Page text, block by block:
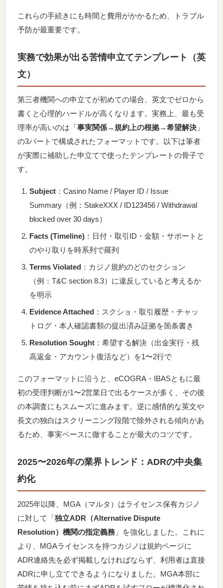
これらの手続きにも時間と費用がかかるため、トラブル
予防が最重要です。
実務で効果が出る苦情申立てテンプレート（英
文）
第三者機関への申立てが初めての場合、英文でゼロから
書くと心理的ハードルが高くなります。実務上、最も受
理率が高いのは「事実関係→規約上の根拠→希望解決 」
の3パートで構成されたフォーマットです。以下は筆者
が実際に補助した申立てで使ったテンプレートの骨子で
す。
Subject ：Casino Name / Player ID / Issue
Summary（例：StakeXXX / ID123456 / Withdrawal
blocked over 30 days）
Facts (Timeline) ：日付・取引ID・金額・サポートと
のやり取りを時系列で羅列
Terms Violated ：カジノ規約のどのセクション
（例：T&C section 8.3）に違反していると考えるか
を明示
Evidence Attached ：スクショ・取引履歴・チャッ
トログ・本人確認書類の提出済み証拠を箇条書き
Resolution Sought ：希望する解決（出金実行・残
高返金・アカウント復活など）を1〜2行で
このフォーマットに沿うと、eCOGRA・IBASともに最
初の受理判断が1〜2営業日で出るケースが多く、その後
の本調査にもスムーズに進みます。逆に感情的な英文や
長文の独白はスクリーニング段階で除外される傾向があ
るため、事実ベースに徹することが最大のコツです。
2025〜2026年の業界トレンド：ADRの中央集
約化
2025年以降、MGA（マルタ）はライセンス保有カジノ
に対して「独立ADR（Alternative Dispute
Resolution）機関の指定義務 」を強化しました。これに
より、MGAライセンスを持つカジノは規約ページに
ADR連絡先を必ず掲載しなければならず、利用者は直接
ADRに申し立てできるようになりました。MGA本部に